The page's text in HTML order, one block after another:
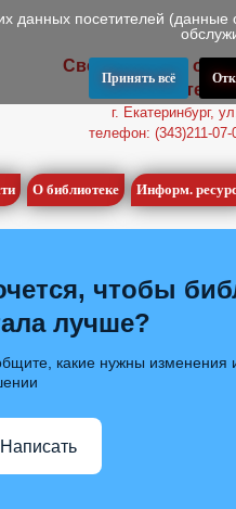
Свердловская
библиотека
г. Екатеринбург,
телефон: (343)211-07-
О библиотеке Информ.
чтобы
лучше?
какие нужны изменения
Написать
данных посетителей
Принять всё